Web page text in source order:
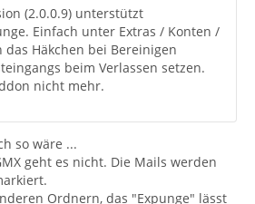
(2.0.0.9) unterstützt
Einfach unter Extras / Konten /
Häkchen bei Bereinigen
beim Verlassen setzen.
nicht mehr.
so wäre ...
geht es nicht. Die Mails werden
Ordnern, das "Expunge" lässt